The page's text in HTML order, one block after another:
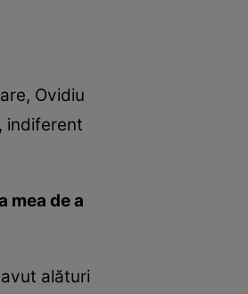
Ovidiu
indiferent
mea de a
alături